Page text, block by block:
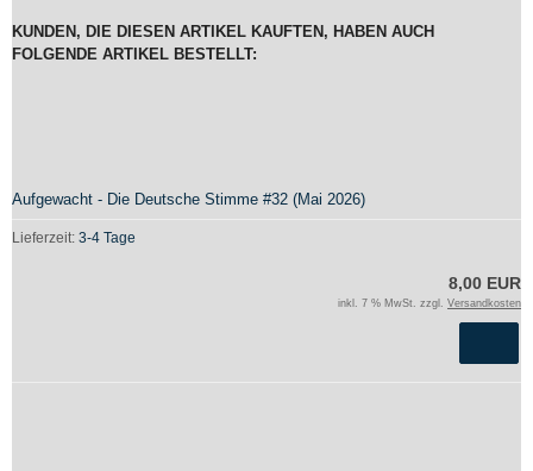
KUNDEN, DIE DIESEN ARTIKEL KAUFTEN, HABEN AUCH
FOLGENDE ARTIKEL BESTELLT:
Aufgewacht - Die Deutsche Stimme #32 (Mai 2026)
Lieferzeit: 3-4 Tage
8,00 EUR
inkl. 7 % MwSt. zzgl. Versandkosten